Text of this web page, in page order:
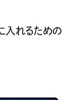
入れるための